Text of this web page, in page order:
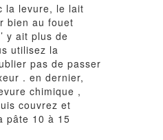
la levure, le lait
bien au fouet
y ait plus de
utilisez la
pas de passer
. en dernier,
chimique ,
couvrez et
pâte 10 à 15